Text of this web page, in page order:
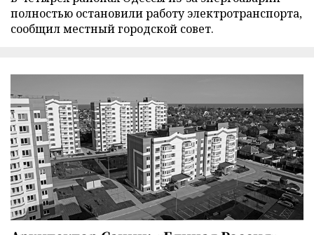
полностью остановили работу электротранспорта,
сообщил местный городской совет.